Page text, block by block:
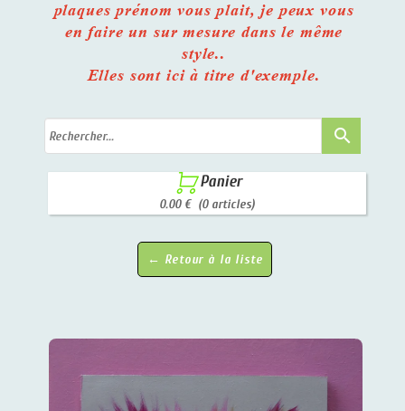
plaques prénom vous plait, je peux vous
en faire un sur mesure dans le même
style..
Elles sont ici à titre d'exemple.
search
 Panier
0.00 € (0 articles)
← Retour à la liste